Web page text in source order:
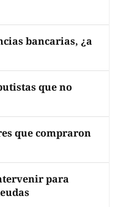
bancarias, ¿a
que no
que compraron
para